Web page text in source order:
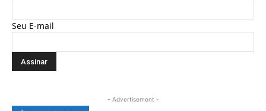
Seu E-mail
- Advertisement -